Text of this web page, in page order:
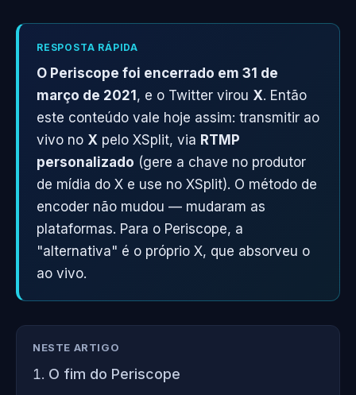
RESPOSTA RÁPIDA
O Periscope foi encerrado em 31 de
março de 2021 , e o Twitter virou X. Então
este conteúdo vale hoje assim: transmitir ao
vivo no X pelo XSplit, via RTMP
personalizado (gere a chave no produtor
de mídia do X e use no XSplit). O método de
encoder não mudou — mudaram as
plataformas. Para o Periscope, a
"alternativa" é o próprio X, que absorveu o
ao vivo.
NESTE ARTIGO
O fim do Periscope